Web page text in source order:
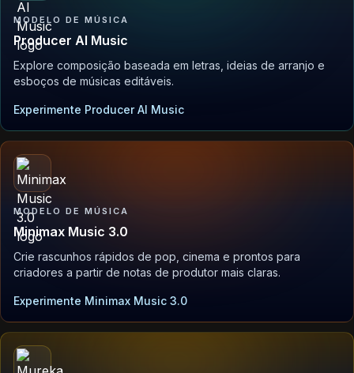
MODELO DE MÚSICA
Producer AI Music
Explore composição baseada em letras, ideias de arranjo e
esboços de músicas editáveis.
Experimente Producer AI Music
MODELO DE MÚSICA
Minimax Music 3.0
Crie rascunhos rápidos de pop, cinema e prontos para
criadores a partir de notas de produtor mais claras.
Experimente Minimax Music 3.0